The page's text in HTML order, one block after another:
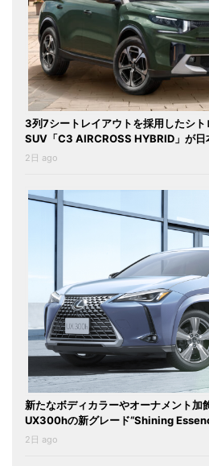
3列7シートレイアウトを採用したシト
SUV「C3 AIRCROSS HYBRID」が日
2日 ago
新たなボディカラーやオーナメント加
UX300hの新グレード“Shining
2日 ago